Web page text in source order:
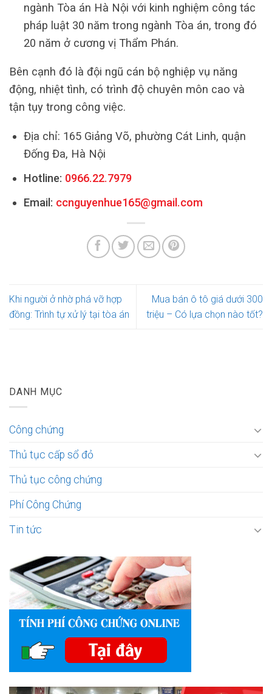
ngành Tòa án Hà Nội với kinh nghiệm công tác
pháp luật 30 năm trong ngành Tòa án, trong đó
20 năm ở cương vị Thẩm Phán.
Bên cạnh đó là đội ngũ cán bộ nghiệp vụ năng
động, nhiệt tình, có trình độ chuyên môn cao và
tận tụy trong công việc.
Địa chỉ: 165 Giảng Võ, phường Cát Linh, quận
Đống Đa, Hà Nội
Hotline: 0966.22.7979
Email: ccnguyenhue165@gmail.com
Khi người ở nhờ phá vỡ hợp
đồng: Trình tự xử lý tại tòa án
Mua bán ô tô giá dưới 300
triệu – Có lựa chọn nào tốt?
DANH MỤC
Công chứng
Thủ tục cấp sổ đỏ
Thủ tục công chứng
Phí Công Chứng
Tin tức